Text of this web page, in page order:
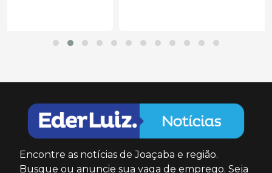
Encontre as notícias de Joaçaba e região.
Busque ou anuncie sua vaga de emprego. Seja